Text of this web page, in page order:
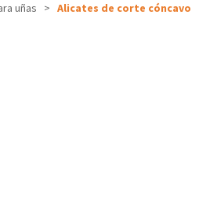
uñas Alicates de corte cóncavo